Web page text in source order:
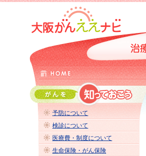
予防について
検診について
医療費・制度について
生命保険・がん保険